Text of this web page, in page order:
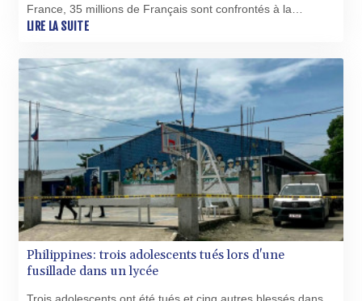
France, 35 millions de Français sont confrontés à la
canicule qui provoque fermetures d'écoles, suppressions de
LIRE LA SUITE
Philippines: trois adolescents tués lors d'une
fusillade dans un lycée